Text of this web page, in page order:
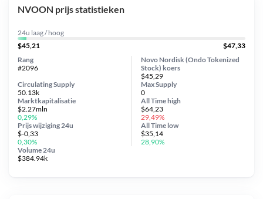
NVOON prijs statistieken
24u laag / hoog
$45,21
$47,33
Novo Nordisk (Ondo Tokenized
Stock) koers
$45,29
Circulating Supply
50.13k
Prijs wijziging 24u
$-0,33
0,30%
Max Supply
0
Marktkapitalisatie
$2.27mln
0,29%
Volume 24u
$384.94k
Rang
#2096
All Timehigh
$64,23
29,49%
All Time low
$35,14
28,90%